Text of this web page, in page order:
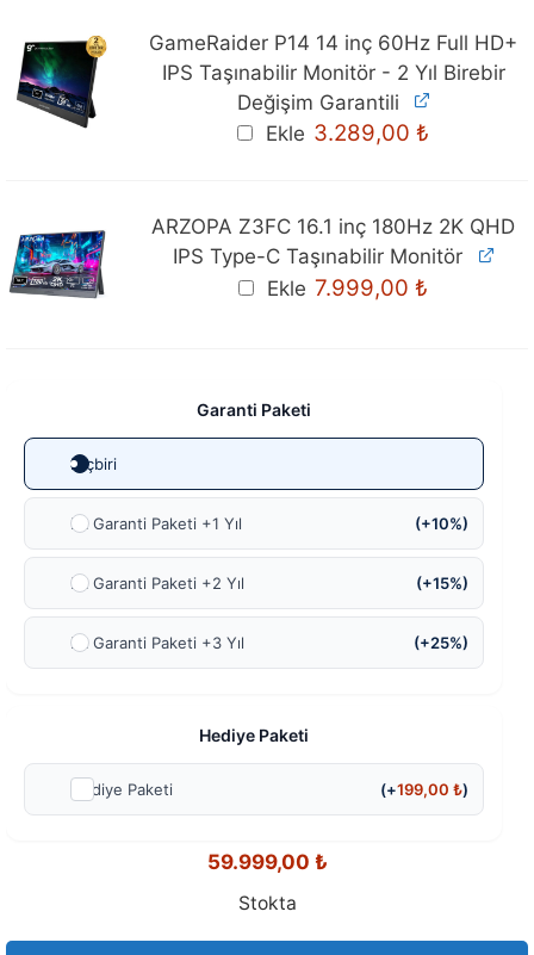
GameRaider P14 14 inç 60Hz Full HD+
IPS Taşınabilir Monitör - 2 Yıl Birebir
Değişim Garantili
Ekle 3.289,00₺
ARZOPA Z3FC 16.1 inç 180Hz 2K QHD
IPS Type-C Taşınabilir Monitör
Ekle Orijinal
fiyat:
7.999,00₺
Garanti Paketi
Hiçbiri
Ek Garanti Paketi +1 Yıl (+10%)
Ek Garanti Paketi +2 Yıl (+15%)
Ek Garanti Paketi +3 Yıl (+25%)
Hediye Paketi
Hediye Paketi (+199,00₺)
59.999,00 ₺
Stokta